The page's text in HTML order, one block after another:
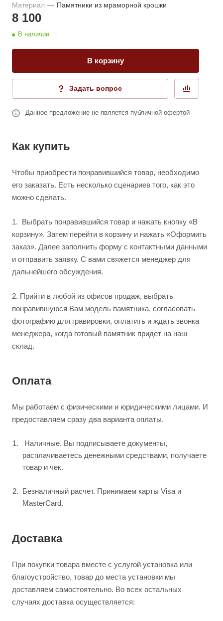
Материал — Памятники из мраморной крошки
8 100
В наличии
В корзину
Задать вопрос
Данное предложение не является публичной офертой
Как купить
Чтобы приобрести понравившийся товар, необходимо
его заказать. Есть несколько сценариев того, как это
можно сделать.
1. Выбрать понравившийся товар и нажать кнопку «В
корзину». Затем перейти в корзину и нажать «Оформить
заказ». Далее заполнить форму с контактными данными
и отправить заявку. С вами свяжется менеджер для
дальнейшего обсуждения.
2. Прийти в любой из офисов продаж, выбрать
понравившуюся Вам модель памятника, согласовать
фотографию для гравировки, оплатить и ждать звонка
менеджера, когда готовый памятник придет на наш
склад.
Оплата
Мы работаем с физическими и юридическими лицами. И
предоставляем сразу два варианта оплаты.
Наличные. Вы подписываете документы,
расплачиваетесь денежными средствами, получаете
товар и чек.
Безналичный расчет. Принимаем карты Visa и
MasterCard.
Доставка
При покупки товара вместе с услугой установка или
благоустройство, товар до места установки мы
доставляем самостоятельно. Во всех остальных
случаях доставка осуществляется: